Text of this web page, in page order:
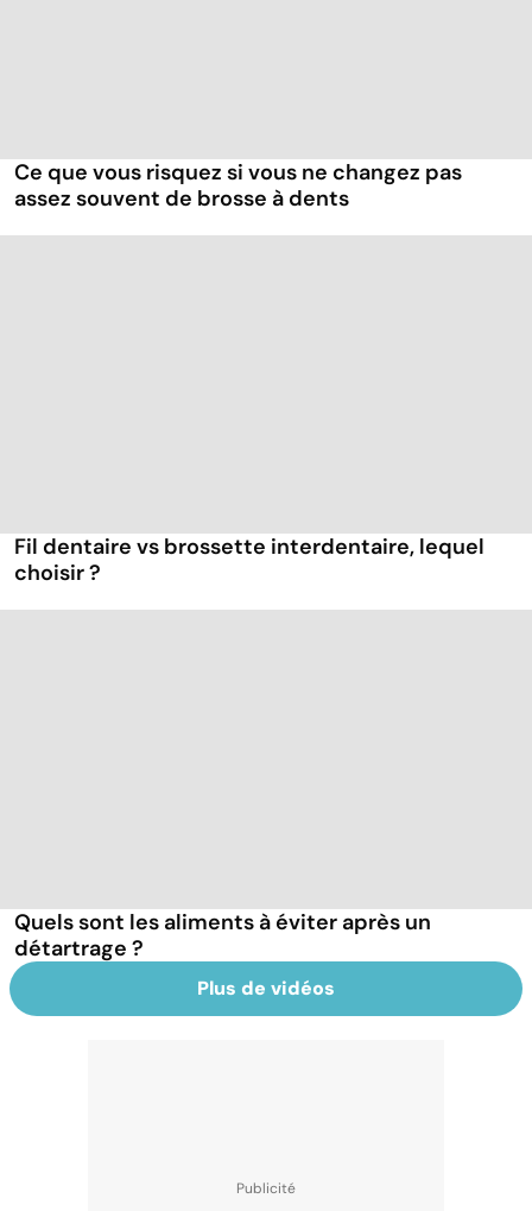
Ce que vous risquez si vous ne changez pas
assez souvent de brosse à dents
Fil dentaire vs brossette interdentaire, lequel
choisir ?
Quels sont les aliments à éviter après un
détartrage ?
Plus de vidéos